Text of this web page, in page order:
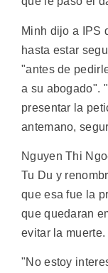
Minh dijo a IPS
hasta estar
"antes de
a su abogado".
presentar la
antemano,
Nguyen Thi
Tu Du y
que esa fue la
que quedaran
evitar la muerte.
"No estoy